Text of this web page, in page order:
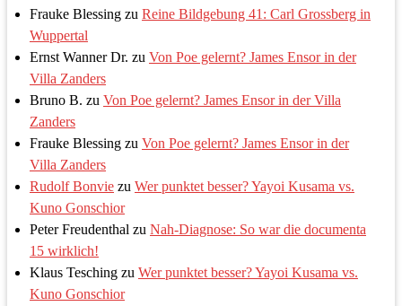
Frauke Blessing zu Reine Bildgebung 41: Carl Grossberg in
Wuppertal
Ernst Wanner Dr. zu Von Poe gelernt? James Ensor in der
Villa Zanders
Bruno B. zu Von Poe gelernt? James Ensor in der Villa
Zanders
Frauke Blessing zu Von Poe gelernt? James Ensor in der
Villa Zanders
Rudolf Bonvie zu Wer punktet besser? Yayoi Kusama vs.
Kuno Gonschior
Peter Freudenthal zu Nah-Diagnose: So war die documenta
15 wirklich!
Klaus Tesching zu Wer punktet besser? Yayoi Kusama vs.
Kuno Gonschior